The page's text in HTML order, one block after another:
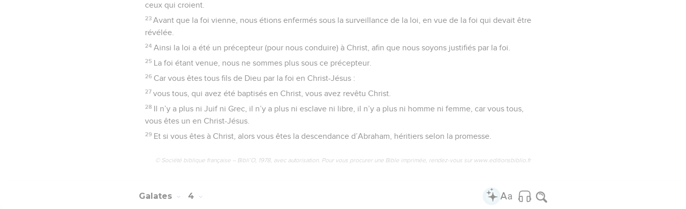
ceux qui croient.
23 Avant que la foi vienne, nous étions enfermés sous la surveillance de la loi, en vue de la foi qui devait être
révélée.
24 Ainsi la loi a été un précepteur (pour nous conduire) à Christ, afin que nous soyons justifiés par la foi.
25 La foi étant venue, nous ne sommes plus sous ce précepteur.
26 Car vous êtes tous fils de Dieu par la foi en Christ-Jésus :
27 vous tous, qui avez été baptisés en Christ, vous avez revêtu Christ.
28 Il n’y a plus ni Juif ni Grec, il n’y a plus ni esclave ni libre, il n’y a plus ni homme ni femme, car vous tous,
vous êtes un en Christ-Jésus.
29 Et si vous êtes à Christ, alors vous êtes la descendance d’Abraham, héritiers selon la promesse.
© Société biblique française – Bibli’O, 1978, avec autorisation. Pour vous procurer une Bible imprimée, rendez-vous sur www.editionsbiblio.fr
Galates 4